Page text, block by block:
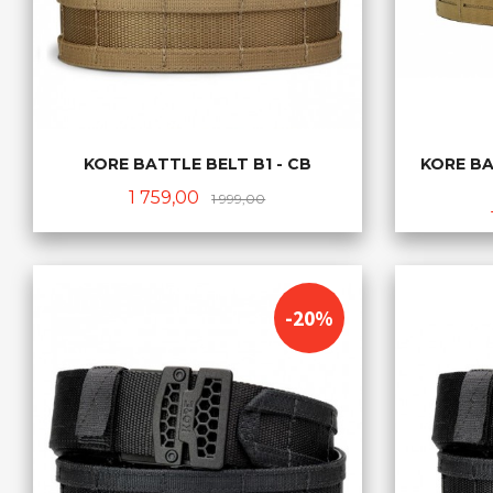
KORE BATTLE BELT B1 - CB
Tilbud
1 759,00 1 999,00Rabatt
KORE
-20%